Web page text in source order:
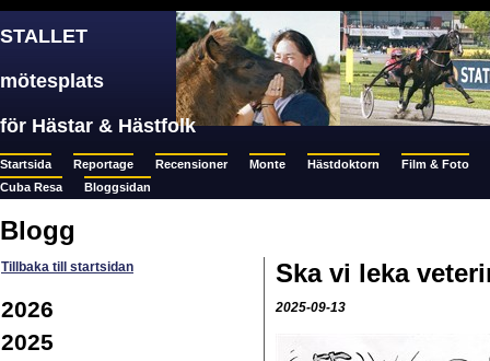
STALLET
mötesplats
för Hästar & Hästfolk
Startsida Reportage Recensioner Monte Hästdoktorn
Film & Foto
Cuba Resa
Bloggsidan
Blogg
Tillbaka till startsidan
2026
2025
Ska vi leka
2025-09-13